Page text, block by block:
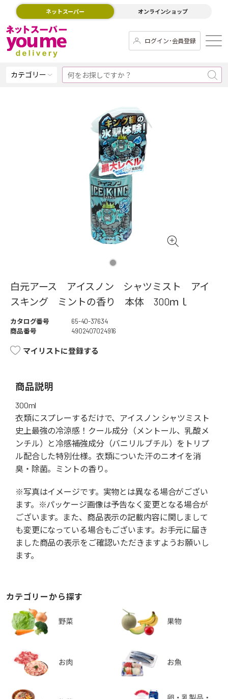
ネットスーパー オンラインショップ
ログイン･会員登録
カテゴリー
白元アース アイスノン シャツミスト アイ
スキング ミントの香り 本体 300ｍｌ
カタログ番号
65-40-37634
商品番号
4902407024916
マイリストに登録する
商品説明
300ml
衣類にスプレーするだけで、アイスノン シャツミスト
史上最強の冷涼感！クール成分（メントール、乳酸メ
ンチル）と冷感補強成分（バニリルブチル）をトリプ
ル配合した特別仕様。衣類についた汗のニオイを消
臭・除菌。ミントの香り。
※写真はイメージです。実物とは異なる場合がござい
ます。※パッケージ画像は予告なく変更となる場合が
ございます。また、商品表示の記載内容に関しまして
も変更になっている場合もございます。お手元に届き
ました商品の表示をご確認いただきますようお願いし
ます。
カテゴリーから探す